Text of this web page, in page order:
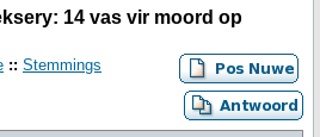
14 vas vir moord op
:: Stemmings